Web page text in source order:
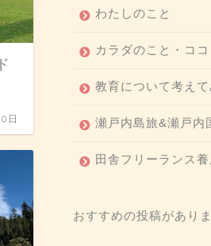
日
わたしのこと
カラダのこと・ココ
教育について考えて
瀬戸内島旅&瀬戸内
田舎フリーランス
おすすめの投稿があり